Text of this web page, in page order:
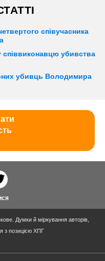
співучасника
співвиконавцю убивства
убивць Володимира
Думки й міркування авторів,
з позицією ХПГ